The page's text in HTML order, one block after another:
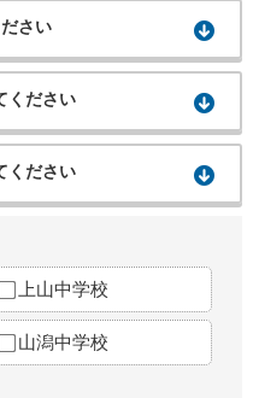
さい
ください
ください
上山中学校
山潟中学校